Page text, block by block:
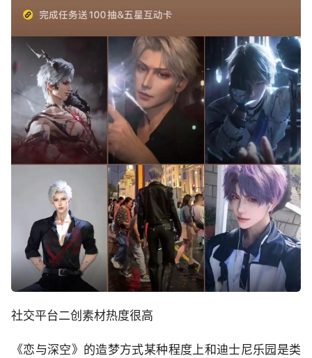
社交平台二创素材热度很高
《恋与深空》的造梦方式某种程度上和迪士尼乐园是类